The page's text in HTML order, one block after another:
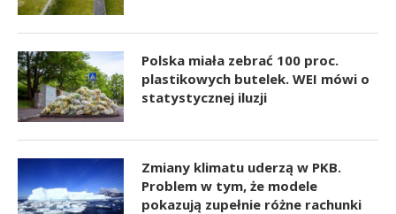
Polska miała zebrać 100 proc.
plastikowych butelek. WEI mówi o
statystycznej iluzji
Zmiany klimatu uderzą w PKB.
Problem w tym, że modele
pokazują zupełnie różne rachunki